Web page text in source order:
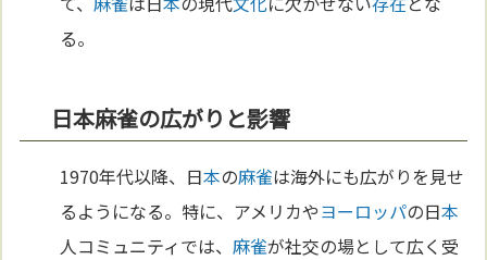
る。
日本麻雀の広がりと影響
1970年代以降、日本の麻雀は海外にも広がりを見せ
るようになる。特に、アメリカやヨーロッパの日本
人コミュニティでは、 麻雀が社交の場として広く受